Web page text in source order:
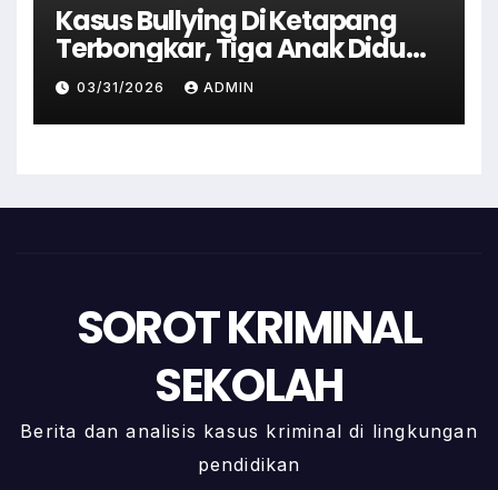
Kasus Bullying Di Ketapang
Terbongkar, Tiga Anak Diduga
Terlibat Kini Jadi Tersangka
03/31/2026 ADMIN
SOROT KRIMINAL
SEKOLAH
Berita dan analisis kasus kriminal di lingkungan
pendidikan